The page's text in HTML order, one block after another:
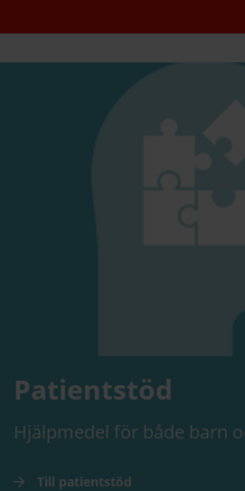
Patientstöd
Hjälpmedel för både barn
Till patientstöd